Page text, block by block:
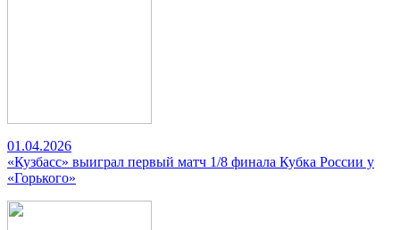
01.04.2026
«Кузбасс» выиграл первый матч 1/8 финала Кубка России у
«Горького»